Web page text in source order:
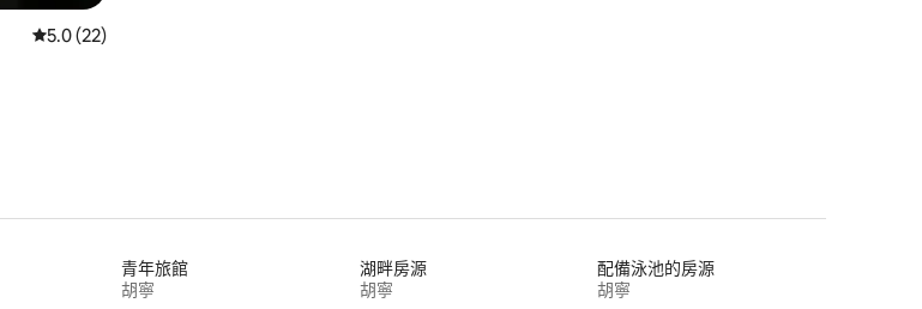
從 22 則評價中獲得 5.0 的平均評分（滿分 5 分）
5.0 (22)
青年旅館
胡寧
湖畔房源
胡寧
配備泳池的房源
胡寧